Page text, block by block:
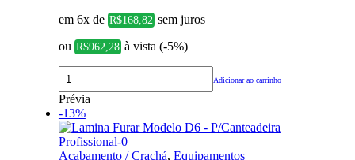
em 6x de R$168,82 sem juros
ou R$962,28 à vista (-5%)
Adicionar ao carrinho
Prévia
-13%
Acabamento / Crachá, Equipamentos